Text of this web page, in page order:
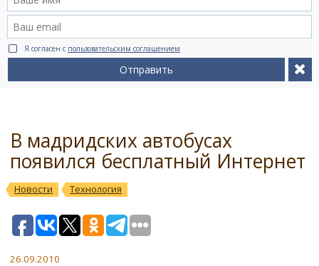
Видео Ruso.TV
BCN life
Сервис на немецком
Я согласен с пользовательским соглашением
Отправить
В мадридских автобусах
появился бесплатный Интернет
Новости Технология
26.09.2010